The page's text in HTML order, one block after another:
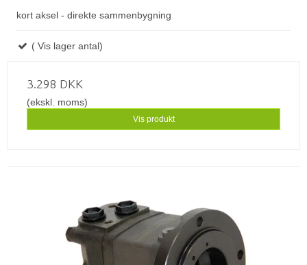
kort aksel - direkte sammenbygning
( Vis lager antal)
3.298 DKK
(ekskl. moms)
Vis produkt